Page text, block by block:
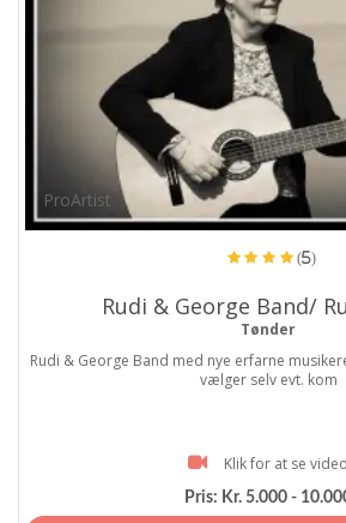
ProArtist
(5)
Rudi & George Band/
Tønder
Rudi & George Band med nye erfarne
vælger selv evt. kom
Klik for at se video
Pris: Kr. 5.000 -